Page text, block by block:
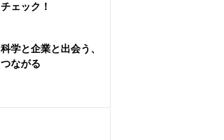
チェック！
科学と企業と出会う、
つながる